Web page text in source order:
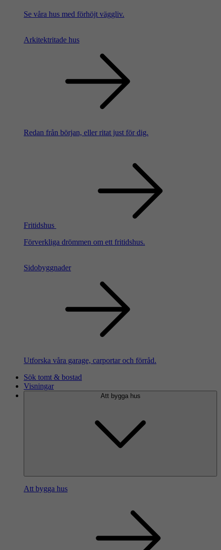
Se våra hus med förhöjt väggliv.
Arkitektritade hus
Redan från början, eller ritat just för dig.
Fritidshus
Förverkliga drömmen om ett fritidshus.
Sidobyggnader
Utforska våra garage, carportar och förråd.
Sök tomt & bostad
Visningar
Att bygga hus
Att bygga hus